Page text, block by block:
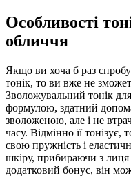
Особливості
обличчя
Якщо ви хоча б раз
тонік, то ви вже не
Зволожувальний тонік
формулою, здатний
зволоженою, але і не
часу. Відмінно її тонізує,
свою пружність і
шкіру, прибираючи з лиця
додатковий бонус, він